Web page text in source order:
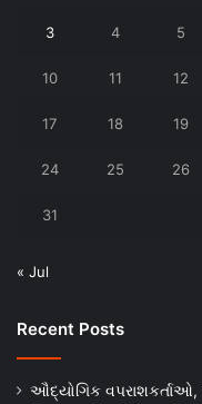
3 4 5
10 11 12
17 18 19
24 25 26
31
« Jul
Recent Posts
ઔદ્યોગિક વપરાશકર્તાઓ,